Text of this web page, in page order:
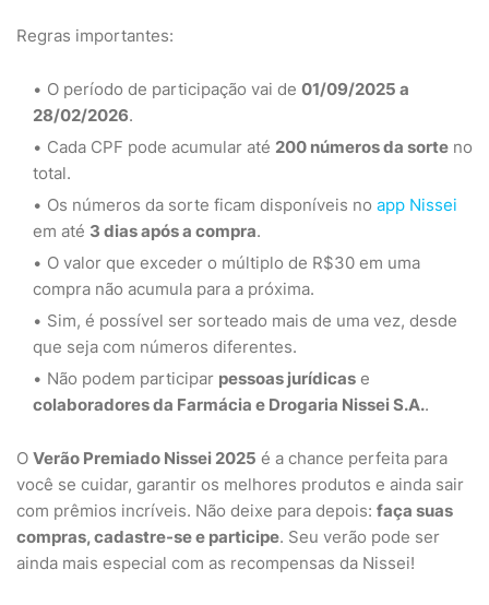
Regras importantes:
O período de participação vai de 01/09/2025 a
28/02/2026.
Cada CPF pode acumular até 200 números da sorte no
total.
Os números da sorte ficam disponíveis no app Nissei
em até 3 dias após a compra.
O valor que exceder o múltiplo de R$30 em uma
compra não acumula para a próxima.
Sim, é possível ser sorteado mais de uma vez, desde
que seja com números diferentes.
Não podem participar pessoas jurídicas e
colaboradores da Farmácia e Drogaria Nissei S.A..
O Verão Premiado Nissei 2025 é a chance perfeita para
você se cuidar, garantir os melhores produtos e ainda sair
com prêmios incríveis. Não deixe para depois: faça suas
compras, cadastre-se e participe. Seu verão pode ser
ainda mais especial com as recompensas da Nissei!